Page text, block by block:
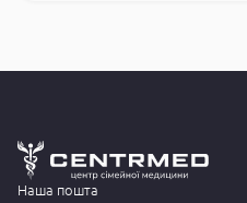
Наша пошта